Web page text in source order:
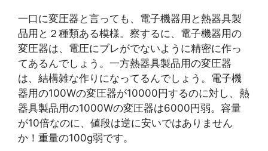
一口に変圧器と言っても、電子機器用と熱器具製
品用と２種類ある模様。察するに、電子機器用の
変圧器は、電圧にブレがでないように精密に作っ
てあるんでしょう。一方熱器具製品用の変圧器
は、結構雑な作りになってるんでしょう。電子機
器用の100Wの変圧器が10000円するのに対し、熱
器具製品用の1000Wの変圧器は6000円弱。容量
が10倍なのに、値段は逆に安いではありません
か！重量の100g弱です。